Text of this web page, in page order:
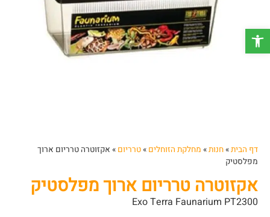
פתח סרגל נגישות
דף הבית»חנות» מחלקת הזוחלים »טרריום » אקזוטרה טרריום ארוך
מפלסטיק
אקזוטרה טרריום ארוך מפלסטיק
Exo Terra Faunarium PT2300